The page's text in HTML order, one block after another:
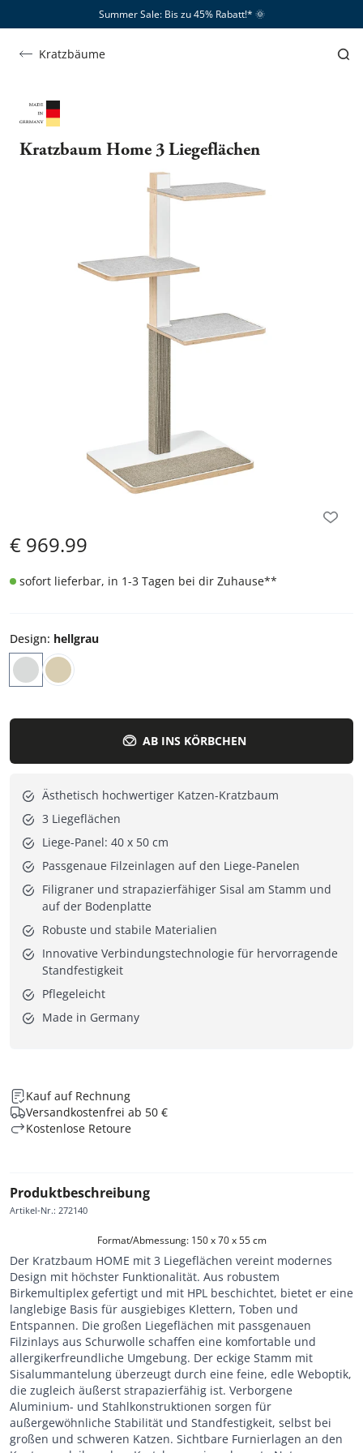
Summer Sale: Bis zu 45% Rabatt!*​ 🌞
Kratzbäume
Kratzbaum Home 3 Liegeflächen
€ 969.99
sofort lieferbar, in 1-3 Tagen bei dir Zuhause**
Design: hellgrau
AB INS KÖRBCHEN
Ästhetisch hochwertiger Katzen-Kratzbaum
3 Liegeflächen
Liege-Panel: 40 x 50 cm
Passgenaue Filzeinlagen auf den Liege-Panelen
Filigraner und strapazierfähiger Sisal am Stamm und
auf der Bodenplatte
Robuste und stabile Materialien
Innovative Verbindungstechnologie für hervorragende
Standfestigkeit
Pflegeleicht
Made in Germany
Kauf auf Rechnung
Versandkostenfrei ab 50 €
Kostenlose Retoure
Produktbeschreibung
Artikel-Nr.: 272140
Format/Abmessung: 150 x 70 x 55 cm
Der Kratzbaum HOME mit 3 Liegeflächen vereint modernes
Design mit höchster Funktionalität. Aus robustem
Birkemultiplex gefertigt und mit HPL beschichtet, bietet er eine
langlebige Basis für ausgiebiges Klettern, Toben und
Entspannen. Die großen Liegeflächen mit passgenauen
Filzinlays aus Schurwolle schaffen eine komfortable und
allergikerfreundliche Umgebung. Der eckige Stamm mit
Sisalummantelung überzeugt durch eine feine, edle Weboptik,
die zugleich äußerst strapazierfähig ist. Verborgene
Aluminium- und Stahlkonstruktionen sorgen für
außergewöhnliche Stabilität und Standfestigkeit, selbst bei
großen und schweren Katzen. Sichtbare Furnierlagen an den